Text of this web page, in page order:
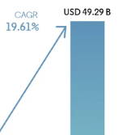
Bild © Mordor Intelligence.